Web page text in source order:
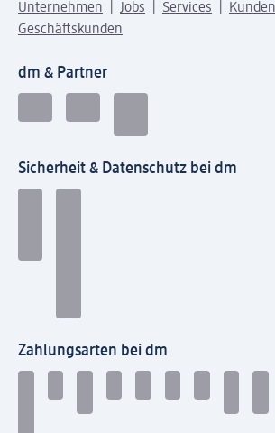
Unternehmen Jobs Services
Geschäftskunden
dm & Partner
Sicherheit & Datenschutz bei dm
Zahlungsarten bei dm